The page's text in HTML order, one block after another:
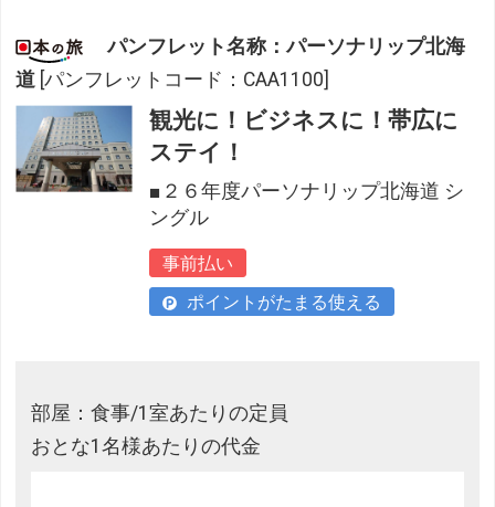
パンフレット名称：パーソナリップ北海
道 [パンフレットコード：CAA1100]
観光に！ビジネスに！帯広に
ステイ！
■２６年度パーソナリップ北海道 シ
ングル
事前払い
ポイントがたまる使える
部屋：食事/1室あたりの定員
おとな1名様あたりの代金